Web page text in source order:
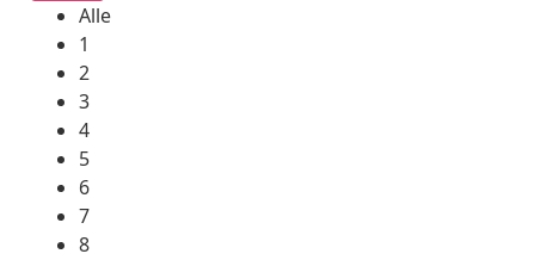
Alle
1
2
3
4
5
6
7
8